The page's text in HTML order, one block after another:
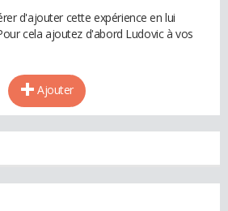
d'ajouter cette expérience en lui
cela ajoutez d'abord Ludovic à vos
Ajouter